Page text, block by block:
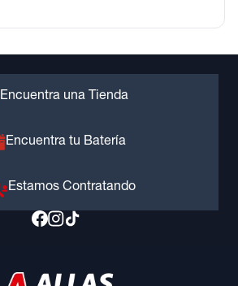
Encuentra una Tienda
Encuentra tu Batería
Estamos Contratando